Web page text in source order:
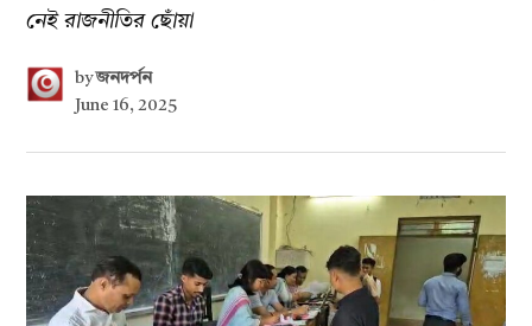
নেই রাজনীতির ছোঁয়া
by জনদর্পন
June 16, 2025